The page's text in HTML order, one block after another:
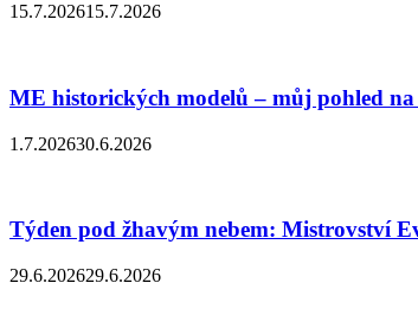
15.7.202615.7.2026
ME historických modelů – můj pohled na
1.7.202630.6.2026
Týden pod žhavým nebem: Mistrovství
29.6.202629.6.2026